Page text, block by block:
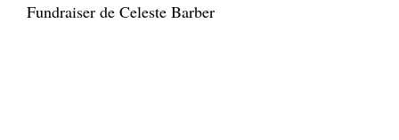
Fundraiser de Celeste Barber